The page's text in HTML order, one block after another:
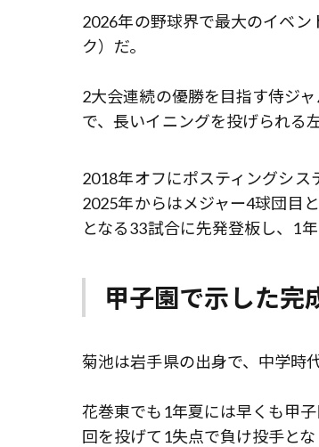
2026年の野球界で最大のイベ
ク）だ。
2大会連続の優勝を目指す侍ジ
で、長いイニングを投げられる
2018年オフにポスティングシス
2025年からはメジャー4球団目
となる33試合に先発登板し、1
甲子園で示した完
菊池は岩手県の出身で、中学時
花巻東でも1年夏には早くも甲
回を投げて1失点で負け投手と